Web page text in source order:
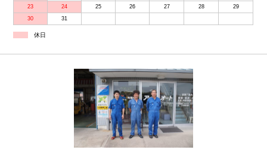
23
24 25 26 27 28
29
30
31
休日